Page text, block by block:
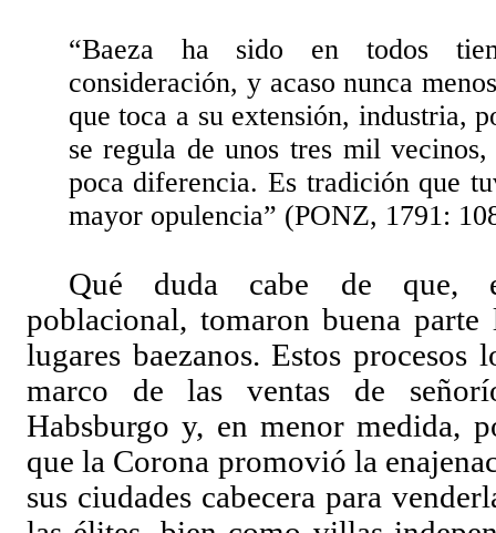
“Baeza ha sido en todos
consideración, y acaso nunca
que toca a su extensión, industria,
se regula de unos tres mil
poca diferencia. Es tradición que
mayor opulencia” (PONZ, 1791:
Qué duda cabe de que,
poblacional, tomaron buena parte
lugares baezanos. Estos procesos
marco de las ventas de
Habsburgo y, en menor medida,
que la Corona promovió la
sus ciudades cabecera para